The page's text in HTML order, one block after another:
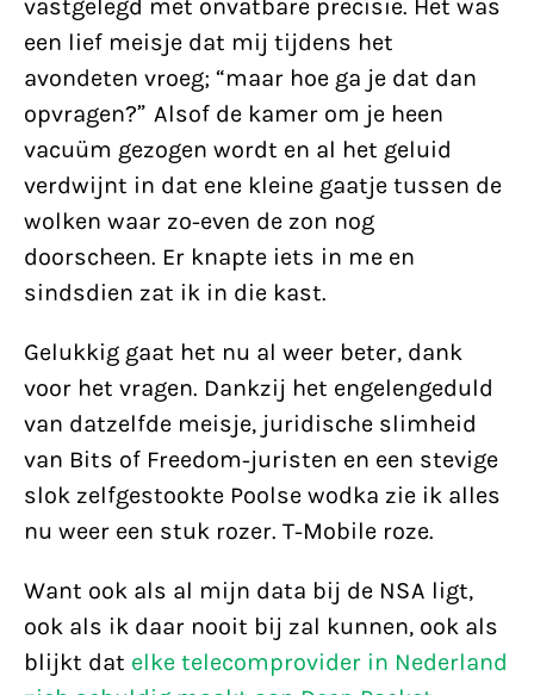
vastgelegd met onvatbare precisie. Het was
een lief meisje dat mij tijdens het
avondeten vroeg; “maar hoe ga je dat dan
opvragen?” Alsof de kamer om je heen
vacuüm gezogen wordt en al het geluid
verdwijnt in dat ene kleine gaatje tussen de
wolken waar zo-even de zon nog
doorscheen. Er knapte iets in me en
sindsdien zat ik in die kast.
Gelukkig gaat het nu al weer beter, dank
voor het vragen. Dankzij het engelengeduld
van datzelfde meisje, juridische slimheid
van Bits of Freedom-juristen en een stevige
slok zelfgestookte Poolse wodka zie ik alles
nu weer een stuk rozer. T-Mobile roze.
Want ook als al mijn data bij de NSA ligt,
ook als ik daar nooit bij zal kunnen, ook als
blijkt dat elke telecomprovider in Nederland